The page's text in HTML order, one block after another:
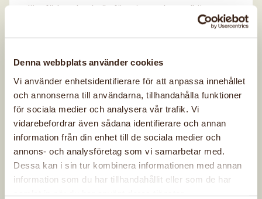
Denna webbplats använder cookies
Vi använder enhetsidentifierare för att anpassa innehållet
och annonserna till användarna, tillhandahålla funktioner
för sociala medier och analysera vår trafik. Vi
vidarebefordrar även sådana identifierare och annan
information från din enhet till de sociala medier och
annons- och analysföretag som vi samarbetar med.
Dessa kan i sin tur kombinera informationen med annan
information som du har tillhandahållit eller som de har
länsförbund och riksföreningar ska godkännas
lokalföreningarna ska godkännas av
Stadgar för Svenska
Hemslöjdsföreningarnas Riksförbund
Normalstadgar för länsförening/förbund
PDF
Normalstadgar för länsförening/förbund
Word
Normalstadgar för lokalförening PDF
Normalstadgar för lokalförening Word